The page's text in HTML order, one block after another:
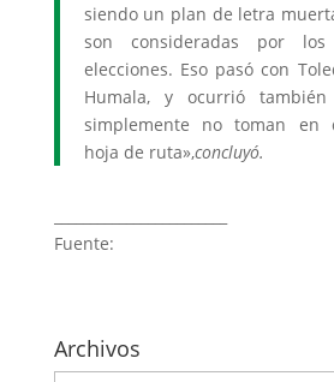
siendo un plan de letra
son consideradas por
elecciones. Eso pasó con
Humala, y ocurrió
simplemente no toman en
hoja de ruta»,concluyó.
Fuente:
Archivos